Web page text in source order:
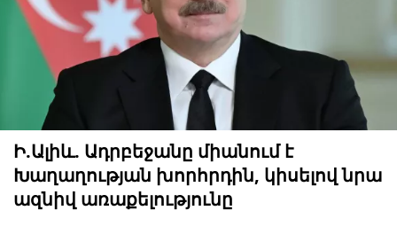
Ի.Ալիև. Ադրբեջանը միանում է
Խաղաղության խորհրդին, կիսելով նրա
ազնիվ առաքելությունը